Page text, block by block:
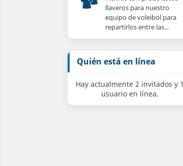
llaveros para nuestro
equipo de voleibol para
repartirlos entre las...
Quién está en línea
Hay actualmente 2 invitados y 1
usuario en línea.